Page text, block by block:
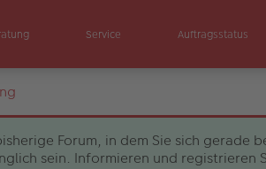
Service Auftragsstatus
Forum, in dem Sie sich gerade
sein. Informieren und registrieren